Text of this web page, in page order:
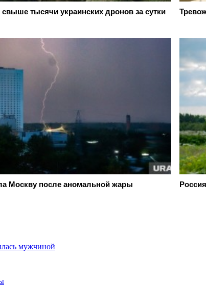
тысячи украинских дронов за сутки
Москву после аномальной жары
мужчиной